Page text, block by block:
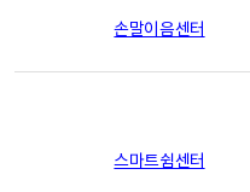
손말이음센터
스마트쉼센터